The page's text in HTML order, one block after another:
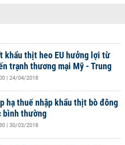
khẩu thịt heo EU hưởng lợi từ
trạnh thương mại Mỹ - Trung
| 24/04/2018
hạ thuế nhập khẩu thịt bò đông
bình thường
| 30/03/2018